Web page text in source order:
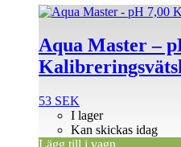
Aqua Master –
53 SEK
I lager
Kan skickas idag